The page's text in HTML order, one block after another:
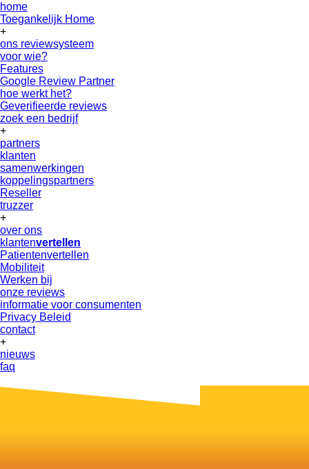
home
Toegankelijk Home
+
ons reviewsysteem
voor wie?
Features
Google Review Partner
hoe werkt het?
Geverifieerde reviews
zoek een bedrijf
+
partners
klanten
samenwerkingen
koppelingspartners
Reseller
truzzer
+
over ons
klantenvertellen
Patientenvertellen
Mobiliteit
Werken bij
onze reviews
informatie voor consumenten
Privacy Beleid
contact
+
nieuws
faq